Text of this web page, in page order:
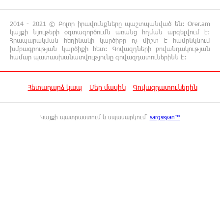
12:44:19 6-08-2026
Ավետիք Չալաբյանին կալանավորել են
անօրինական հիմքերով. Անահիտ Ադամյան
Ժողովո՛ւրդ, Սամվել Կարապետյանի,
2014 - 2021 © Բոլոր իրավունքները պաշտպանված են: Orer.am
կայքի նյութերի օգտագործումն առանց հղման արգելվում է:
Հրապարակման հեղինակի կարծիքը ոչ միշտ է համընկնում
խմբագրության կարծիքի հետ: Գովազդների բովանդակության
համար պատասխանատվությունը գովազդատուներինն է:
Հետադարձ կապ Մեր մասին Գովազդատուներին
Կայքի պատրաստում և սպասարկում՝ sargssyan™